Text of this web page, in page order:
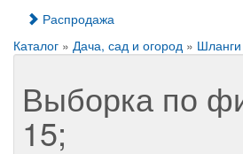
Распродажа
Каталог » Дача, сад и огород »
Выборка по
15;